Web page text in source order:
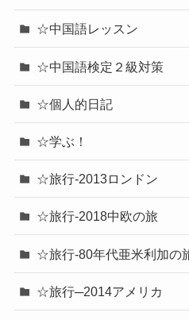
☆中国語レッスン
☆中国語検定２級対策
☆個人的日記
☆学ぶ！
☆旅行-2013ロンドン
☆旅行-2018中欧の旅
☆旅行-80年代亜米利加の
☆旅行─2014アメリカ